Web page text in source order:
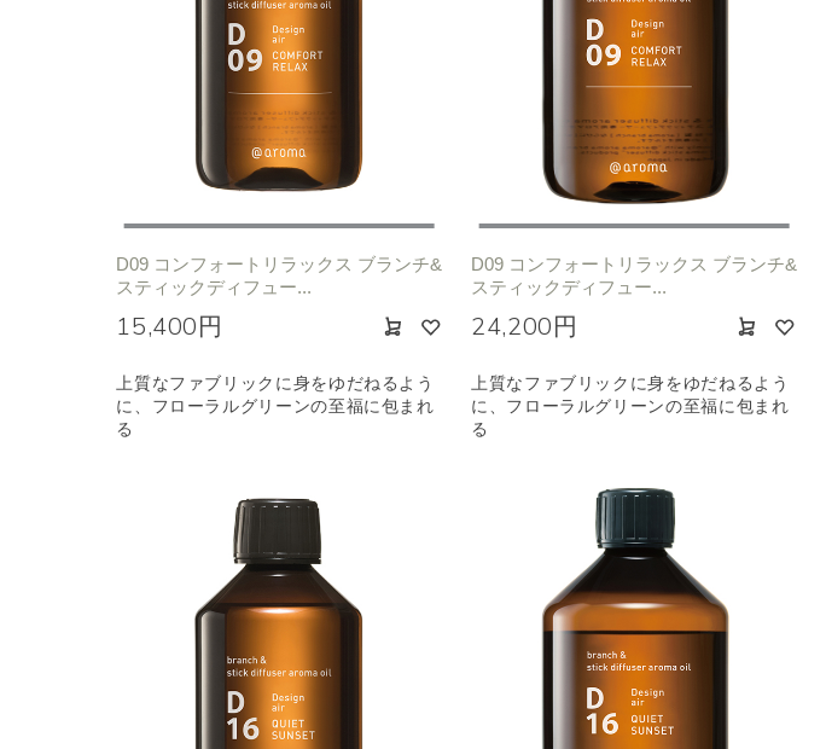
D09 コンフォートリラックス ブランチ&
スティックディフュー...
15,400円
上質なファブリックに身をゆだねるよう
に、フローラルグリーンの至福に包まれ
る
D09 コンフォートリラックス ブランチ&
スティックディフュー...
24,200円
上質なファブリックに身をゆだねるよう
に、フローラルグリーンの至福に包まれ
る